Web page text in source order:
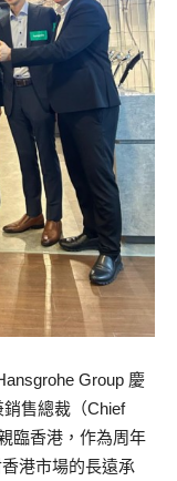
Group 慶
售總裁（Chief
臨香港，作為周年
港市場的長遠承